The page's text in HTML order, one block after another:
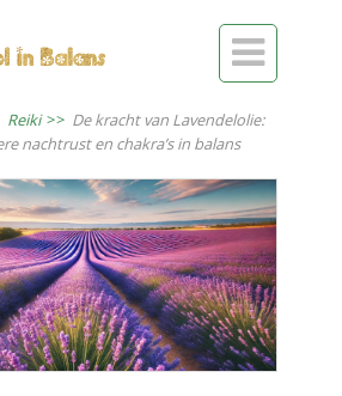

Reiki >> De kracht van Lavendelolie:
nachtrust en chakra’s in balans